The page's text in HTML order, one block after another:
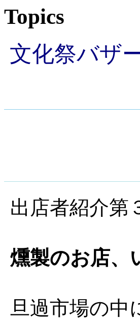
Topics
文化祭バザ
出店者紹介第
燻製のお店、
旦過市場の中